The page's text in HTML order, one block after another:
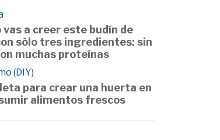
vas a creer este budín de
sólo tres ingredientes: sin
muchas proteínas
(DIY)
para crear una huerta en
alimentos frescos